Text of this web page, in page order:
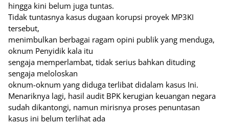
hingga kini belum juga tuntas.
Tidak tuntasnya kasus dugaan korupsi proyek MP3KI
tersebut,
menimbulkan berbagai ragam opini publik yang menduga,
oknum Penyidik kala itu
sengaja memperlambat, tidak serius bahkan dituding
sengaja meloloskan
oknum-oknum yang diduga terlibat didalam kasus Ini.
Menariknya lagi, hasil audit BPK kerugian keuangan negara
sudah dikantongi, namun mirisnya proses penuntasan
kasus ini belum terlihat ada